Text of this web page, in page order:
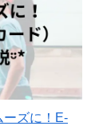
ーズに！E-